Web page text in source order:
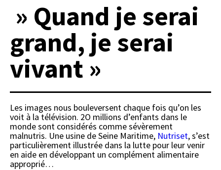
» Quand je serai
grand, je serai
vivant »
Les images nous bouleversent chaque fois qu’on les
voit à la télévision. 2O millions d’enfants dans le
monde sont considérés comme sévèrement
malnutris. Une usine de Seine Maritime, Nutriset, s’est
particulièrement illustrée dans la lutte pour leur venir
en aide en développant un complément alimentaire
approprié…